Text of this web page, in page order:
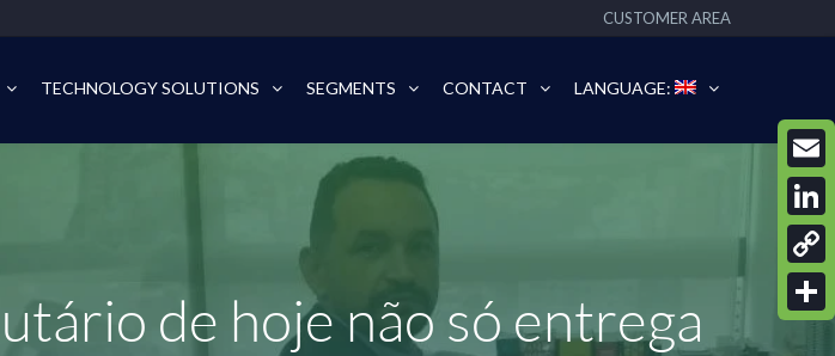
CUSTOMER AREA
TECHNOLOGY SOLUTIONS SEGMENTS CONTACT LANGUAGE:
de hoje não só entrega
Email
Copy
Link